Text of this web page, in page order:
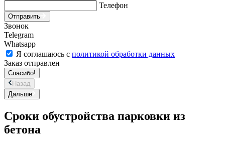
Телефон
Отправить
Звонок
Telegram
Whatsapp
Я соглашаюсь с политикой обработки данных
Заказ отправлен
Спасибо!
Назад
Дальше
Сроки обустройства парковки из
бетона